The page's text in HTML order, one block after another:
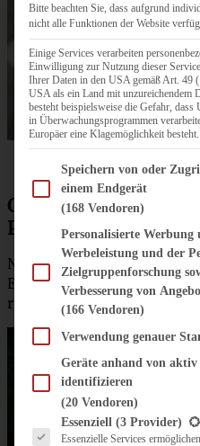
Cinnamon-Roll-
Plätzchen
Natürlich hat Frau Zimtkeks
Euch in petto: mein Rezept
richtig leckereZimtrollen-
Bitte beachten Sie, dass aufgrund
nicht alle Funktionen der Website
Einige Services verarbeiten
Einwilligung zur Nutzung dieser
Ihrer Daten in den USA gemäß Art.
USA als ein Land mit unzureichendem
besteht beispielsweise die Gefahr, dass
in Überwachungsprogrammen
Europäer eine Klagemöglichkeit besteht.
Im Folgenden finden Sie eine Liste
Speichern von oder
einem Endgerät
(168 Vendoren)
Personalisierte Werbung
Werbeleistung und der
Zielgruppenforschung
Verbesserung von
(166 Vendoren)
Verwendung genauer
Geräte anhand von
identifizieren
(20 Vendoren)
Es folgt eine Liste der Service-
Essenziell (3 Provider)
Essenzielle Services